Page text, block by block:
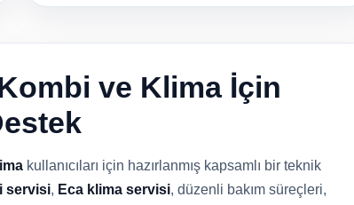
ve Klima İçin
kullanıcıları için hazırlanmış kapsamlı bir teknik
servisi, Eca klima servisi, düzenli bakım süreçleri,